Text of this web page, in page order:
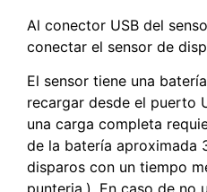
Al conector USB del
conectar el sensor de
El sensor tiene una
recargar desde el puerto
una carga completa
de la batería aproximada
disparos con un tiempo